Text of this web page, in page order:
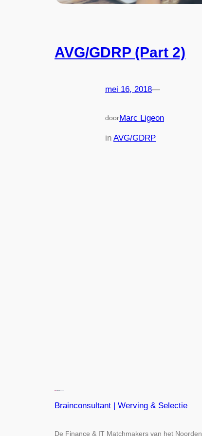
AVG/GDRP (Part 2)
mei 16, 2018—
doorMarc Ligeon
in AVG/GDRP
Brainconsultant | Werving & Selectie
De Finance & IT Matchmakers van het Noorden